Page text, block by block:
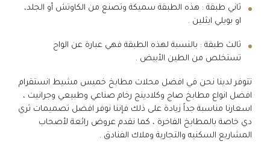
ثاني طبقة : هذه الطبقة سميكة وتصنع من الكاوتش أو الجلد،
او بويلي ايثلين .
ثالث طبقة : بالنسبة لهذه الطبقة فهي عبارة عن الواح
تستخلص من الطين الأبيض .
تتوفر لدينا نحن في افضل محلات مطابخ خميس مشيط انستقرام
افضل انواع مطابخ صاج وكلادينج رخام صناعي وطبيعي وجرانيت ،
اسعارنا مناسبة جداً زيادة على ذلك فإننا نوفر افضل تصميمات ثري
دي خاصة بالمطابخ الفاخرة ، كما نقدم عروض رائعة لأصحاب
المشاريع السكنيه والتجارية وملاك الفنادق .